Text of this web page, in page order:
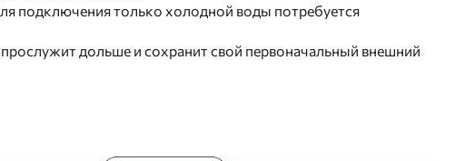
подключения только холодной воды потребуется
дольше и сохранит свой первоначальный внешний